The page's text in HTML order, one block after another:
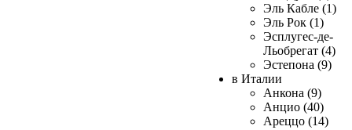
Эль Кабле (1)
Эль Рок (1)
Эсплугес-де-
Льобрегат (4)
Эстепона (9)
в Италии
Анкона (9)
Анцио (40)
Ареццо (14)